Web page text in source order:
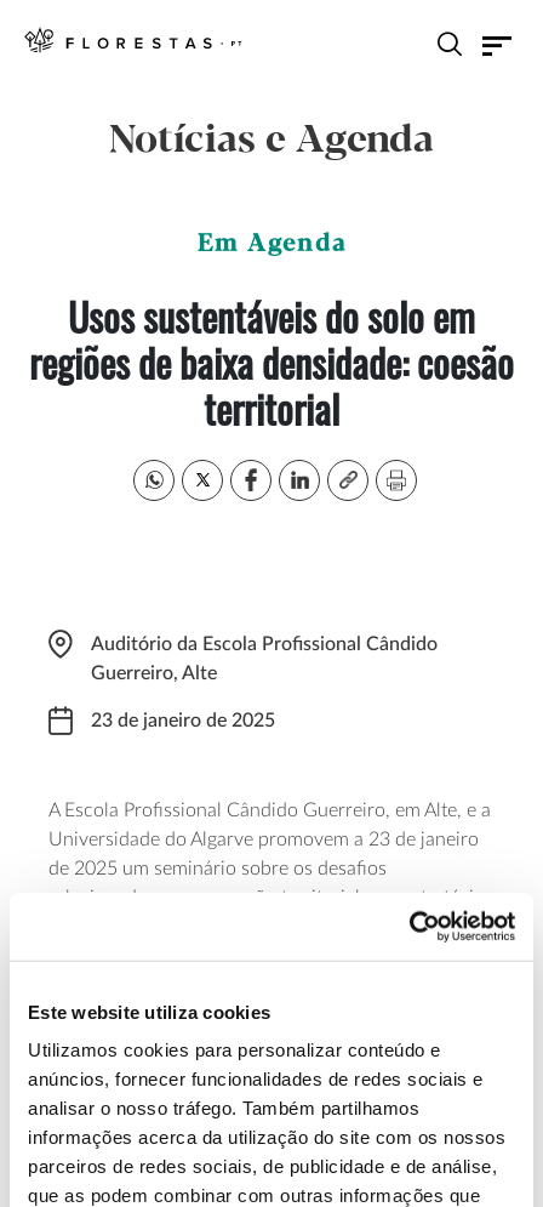
Este website utiliza cookies
Utilizamos cookies para personalizar conteúdo e
anúncios, fornecer funcionalidades de redes sociais e
analisar o nosso tráfego. Também partilhamos
informações acerca da utilização do site com os nossos
parceiros de redes sociais, de publicidade e de análise,
que as podem combinar com outras informações que
Notícias e Agenda
Em Agenda
Usos sustentáveis do solo em
regiões de baixa densidade: coesão
territorial
Auditório da Escola Profissional Cândido
Guerreiro, Alte
23 de janeiro de 2025
A Escola Profissional Cândido Guerreiro, em Alte, e a
Universidade do Algarve promovem a 23 de janeiro
de 2025 um seminário sobre os desafios
relacionados com a coesão territorial e as estratégias
que ajudam a promovê-la. Em foco estão também as
alfarroba ao turismo em espaço rural. O evento
decorre das 9:30 às 14:30 e inclui almoço. A
participação é gratuita, mas requer inscrição prévia
(até dia 17.01.2025).
Saiba mais